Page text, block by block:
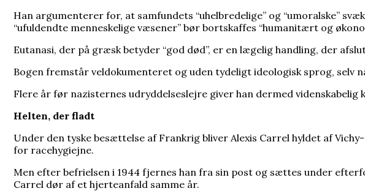
Han argumenterer for, at samfundets “uhelbredelige” og “umoralske”
“ufuldendte menneskelige væsener” bør bortskaffes “humanitært og
Eutanasi, der på græsk betyder “god død”, er en lægelig handling, der
Bogen fremstår veldokumenteret og uden tydeligt ideologisk sprog, selv
Flere år før nazisternes udryddelseslejre giver han dermed videnskabelig
Helten, der fladt
Under den tyske besættelse af Frankrig bliver Alexis Carrel hyldet af
for racehygiejne.
Men efter befrielsen i 1944 fjernes han fra sin post og sættes under
Carrel dør af et hjerteanfald samme år.